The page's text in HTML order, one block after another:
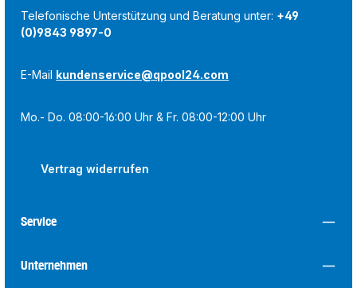
Telefonische Unterstützung und Beratung unter: +49
(0)9843 9897-0
E-Mail kundenservice@qpool24.com
Mo.- Do. 08:00-16:00 Uhr & Fr. 08:00-12:00 Uhr
Vertrag widerrufen
Service
Unternehmen